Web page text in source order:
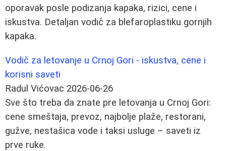
oporavak posle podizanja kapaka, rizici, cene i
iskustva. Detaljan vodič za blefaroplastiku gornjih
kapaka.
Vodič za letovanje u Crnoj Gori - iskustva, cene i
korisni saveti
Radul Vićovac 2026-06-26
Sve što treba da znate pre letovanja u Crnoj Gori:
cene smeštaja, prevoz, najbolje plaže, restorani,
gužve, nestašica vode i taksi usluge – saveti iz
prve ruke.